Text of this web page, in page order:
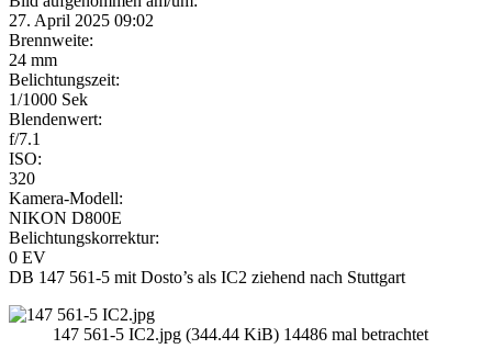
27. April 2025 09:02
Brennweite:
24 mm
Belichtungszeit:
1/1000 Sek
Blendenwert:
f/7.1
ISO:
320
Kamera-Modell:
NIKON D800E
Belichtungskorrektur:
0 EV
DB 147 561-5 mit Dosto’s als IC2 ziehend nach Stuttgart
147 561-5 IC2.jpg (344.44 KiB) 14486 mal betrachtet